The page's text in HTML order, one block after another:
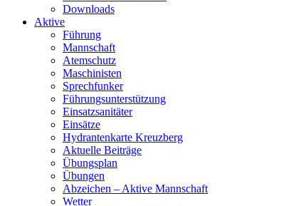
Downloads
Aktive
Führung
Mannschaft
Atemschutz
Maschinisten
Sprechfunker
Führungsunterstützung
Einsatzsanitäter
Einsätze
Hydrantenkarte Kreuzberg
Aktuelle Beiträge
Übungsplan
Übungen
Abzeichen – Aktive Mannschaft
Wetter